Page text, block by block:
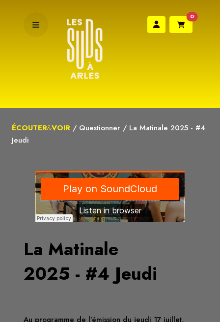
0
ÉCOUTER&VOIR / Questionner / La Matinale 2025 - #4
Jeudi
La Matinale
2025 - #4 Jeudi
Au programme de l’émission du jeudi 17 juillet,